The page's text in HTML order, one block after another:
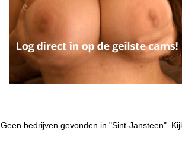
Geen bedrijven gevonden in "Sint-Jansteen".